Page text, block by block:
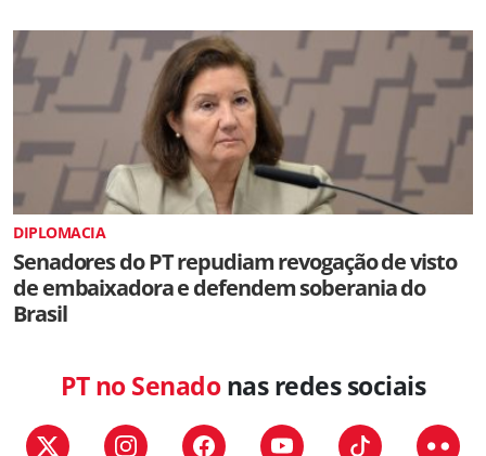
DIPLOMACIA
Senadores do PT repudiam revogação de visto
de embaixadora e defendem soberania do
Brasil
PT no Senadonas redes sociais